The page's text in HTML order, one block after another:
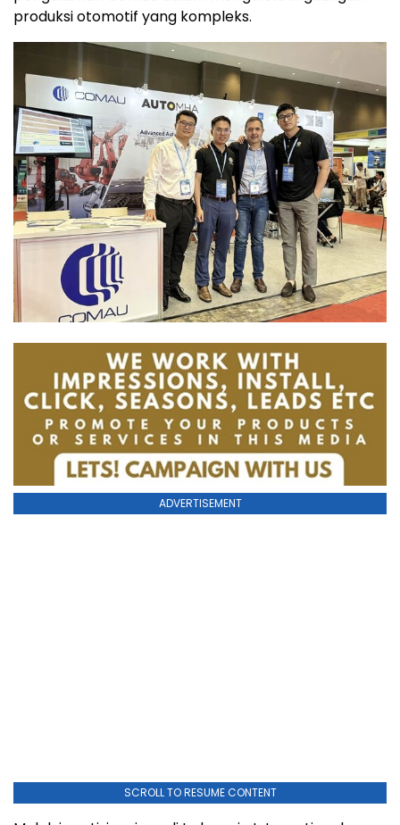
produksi otomotif yang kompleks.
ADVERTISEMENT
SCROLL TO RESUME CONTENT